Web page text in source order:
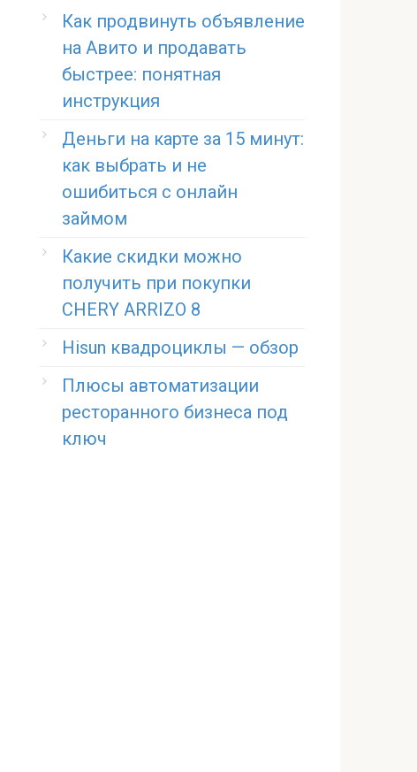
Как продвинуть объявление
на Авито и продавать
быстрее: понятная
инструкция
Деньги на карте за 15 минут:
как выбрать и не
ошибиться с онлайн
займом
Какие скидки можно
получить при покупки
CHERY ARRIZO 8
Hisun квадроциклы — обзор
Плюсы автоматизации
ресторанного бизнеса под
ключ